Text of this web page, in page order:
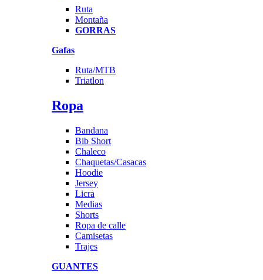
Ruta
Montaña
GORRAS
Gafas
Ruta/MTB
Triatlon
Ropa
Bandana
Bib Short
Chaleco
Chaquetas/Casacas
Hoodie
Jersey
Licra
Medias
Shorts
Ropa de calle
Camisetas
Trajes
GUANTES